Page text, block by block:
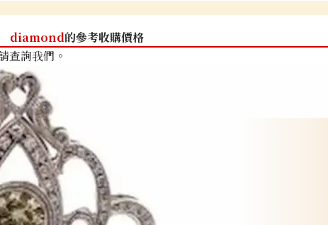
diamond的參考收購價格
查詢我們。